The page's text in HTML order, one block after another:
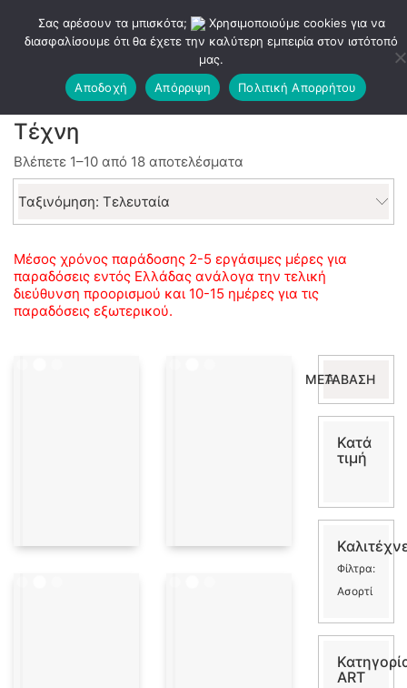
Τέχνη
Βλέπετε 1–10 από 18 αποτελέσματα
by
Ταξινόμηση: Τελευταία
Μέσος χρόνος παράδοσης 2-5 εργάσιμες μέρες για
παραδόσεις εντός Ελλάδας ανάλογα την τελική
διεύθυνση προορισμού και 10-15 ημέρες για τις
παραδόσεις εξωτερικού.
για:
ΜΕΤΆΒΑΣΗ
Κατά
τιμή
Φίλτρα:
Ασορτί
ART
Σας αρέσουν τα μπισκότα;
Χρησιμοποιούμε cookies για να
διασφαλίσουμε ότι θα έχετε την καλύτερη εμπειρία στον ιστότοπό
μας.
Αποδοχή
Απόρριψη Πολιτική Απορρήτου